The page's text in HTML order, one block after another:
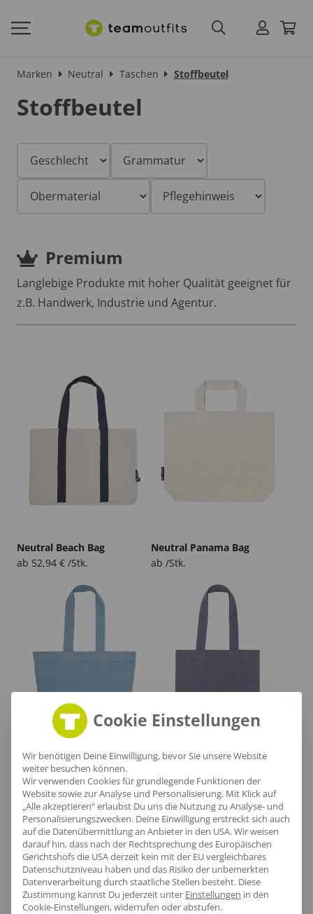
Marken Neutral Taschen Stoffbeutel
Stoffbeutel
Premium
Langlebige Produkte mit hoher Qualität geeignet für
z.B. Handwerk, Industrie und Agentur.
Neutral Beach Bag
ab 52,94 € /Stk.
Neutral Panama Bag
ab /Stk.
ab /Stk.
ab /Stk.
Cookie Einstellungen
Wir benötigen Deine Einwilligung, bevor Sie unsere Website
weiter besuchen können.
Wir verwenden Cookies für grundlegende Funktionen der
Website sowie zur Analyse und Personalisierung. Mit Klick auf
„Alle akzeptieren“ erlaubst Du uns die Nutzung zu Analyse- und
Personalisierungszwecken. Deine Einwilligung erstreckt sich auch
auf die Datenübermittlung an Anbieter in den USA. Wir weisen
darauf hin, dass nach der Rechtsprechung des Europäischen
Gerichtshofs die USA derzeit kein mit der EU vergleichbares
Datenschutzniveau haben und das Risiko der unbemerkten
Datenverarbeitung durch staatliche Stellen besteht. Diese
Zustimmung kannst Du jederzeit unter Einstellungen in den
Cookie-Einstellungen, widerrufen oder abstufen.